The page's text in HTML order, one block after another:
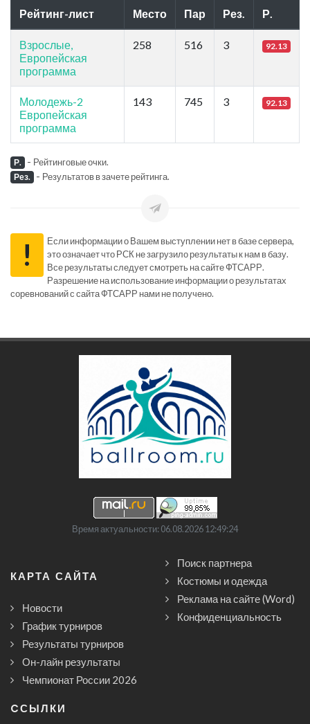
Рейтинг-лист Место Пар Рез. Р.
Взрослые,
Европейская
программа
258 516 3 92.13
Молодежь-2
Европейская
программа
143 745 3 92.13
Р. - Рейтинговые очки.
Рез. - Результатов в зачете рейтинга.
!
Если информации о Вашем выступлении нет в базе сервера,
это означает что РСК не загрузило результаты к нам в базу.
Все результаты следует смотреть на сайте ФТСАРР.
Разрешение на использование информации о результатах
соревнований с сайта ФТСАРР нами не получено.
Время актуальности: 06.08.2026 12:49:24
КАРТА САЙТА
Новости
График турниров
Результаты турниров
Он-лайн результаты
Чемпионат России 2026
Поиск партнера
Костюмы и одежда
Реклама на сайте (Word)
Конфиденциальность
CСЫЛКИ